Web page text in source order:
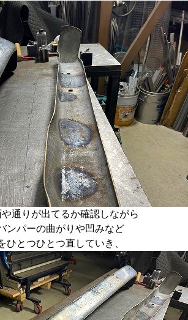
通りが出てるか確認しながら
ンパーの曲がりや凹みなど
ひとつひとつ直していき、